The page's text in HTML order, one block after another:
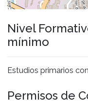
Nivel
mínimo
Estudios primarios
Permisos de